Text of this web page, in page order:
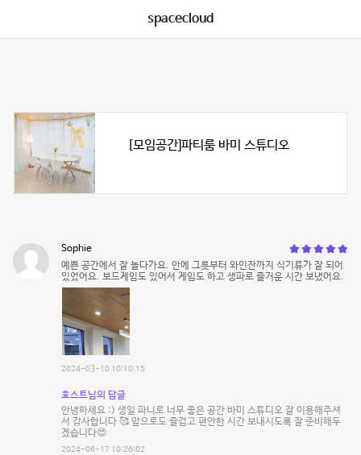
spacecloud
[모임공간]파티룸 바미 스튜디오
Sophie
예쁜 공간에서 잘 놀다가요. 안에 그릇부터 와인잔까지 식기류가 잘 되어
있었어요. 보드게임도 있어서 게임도 하고 생파로 즐거운 시간 보냈어요.
2024-03-10 10:10:15
호스트님의 답글
안녕하세요 :) 생일 파니로 너무 좋은 공간 바미 스튜디오 잘 이용해주셔
서 감사합니다 🥰 앞으로도 즐겁고 편안한 시간 보내시도록 잘 준비해두
겠습니다😍
2024-06-17 10:26:02